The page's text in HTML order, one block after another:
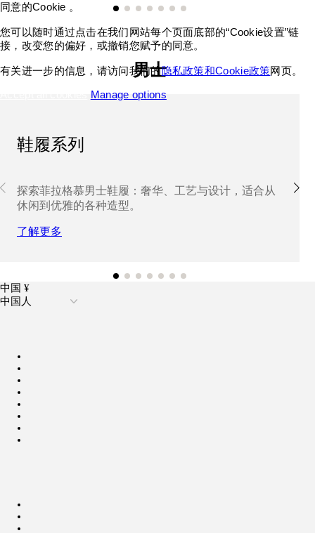
男士
鞋履系列
探索菲拉格慕男士鞋履：奢华、工艺与设计，适合从
休闲到优雅的各种造型。
了解更多
中国 ¥
中国人
同意的Cookie 。
您可以随时通过点击在我们网站每个页面底部的“Cookie设置”链
接，改变您的偏好，或撤销您赋予的同意。
有关进一步的信息，请访问我们的隐私政策和Cookie政策网页。
Manage options